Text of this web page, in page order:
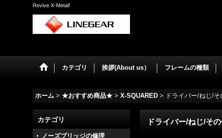
Revive X-Metal!
カテゴリ 挨拶(About us） フレームの種類
ホーム > ★おすすめ商品★ > X-SQUARED > ドライバー/ねじ/そ
カテゴリ
ノーズブリッジの修理
ドライバー/ねじ/そ